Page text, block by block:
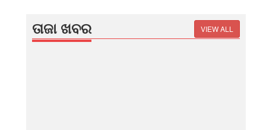
ତାଜା ଖବର VIEW ALL